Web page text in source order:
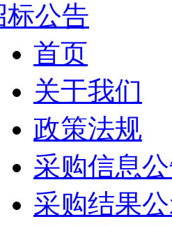
标公告
首页
关于我们
政策法规
采购信息
采购结果